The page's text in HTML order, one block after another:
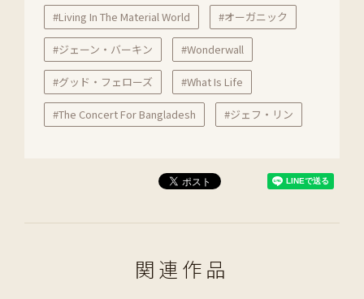
#Living In The Material World #オーガニック
#ジェーン・バーキン #Wonderwall
#グッド・フェローズ #What Is Life
#The Concert For Bangladesh #ジェフ・リン
関連作品